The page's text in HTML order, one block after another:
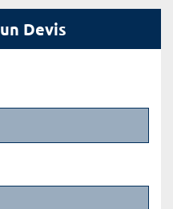
un Devis